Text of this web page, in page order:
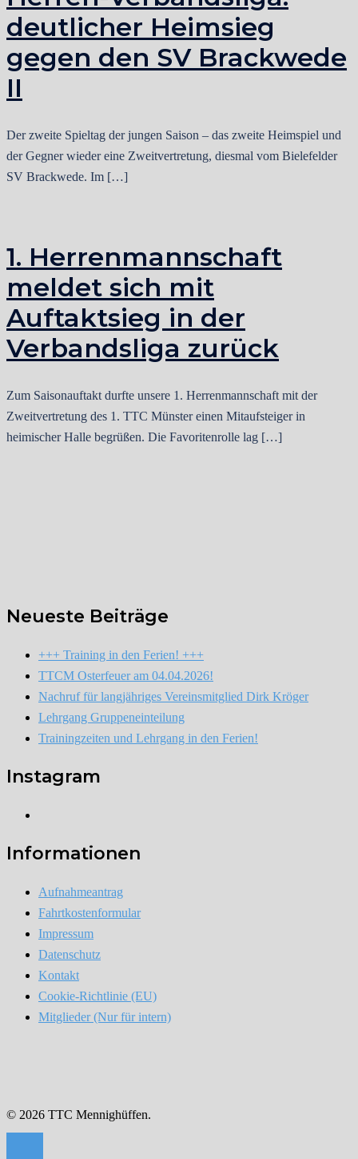
deutlicher Heimsieg
gegen den SV Brackwede
II
Der zweite Spieltag der jungen Saison – das zweite Heimspiel und
der Gegner wieder eine Zweitvertretung, diesmal vom Bielefelder
SV Brackwede. Im […]
1. Herrenmannschaft
meldet sich mit
Auftaktsieg in der
Verbandsliga zurück
Zum Saisonauftakt durfte unsere 1. Herrenmannschaft mit der
Zweitvertretung des 1. TTC Münster einen Mitaufsteiger in
heimischer Halle begrüßen. Die Favoritenrolle lag […]
Neueste Beiträge
+++ Training in den Ferien! +++
TTCM Osterfeuer am 04.04.2026!
Nachruf für langjähriges Vereinsmitglied Dirk Kröger
Lehrgang Gruppeneinteilung
Trainingzeiten und Lehrgang in den Ferien!
Instagram
Informationen
Aufnahmeantrag
Fahrtkostenformular
Impressum
Datenschutz
Kontakt
Cookie-Richtlinie (EU)
Mitglieder (Nur für intern)
© 2026 TTC Mennighüffen.